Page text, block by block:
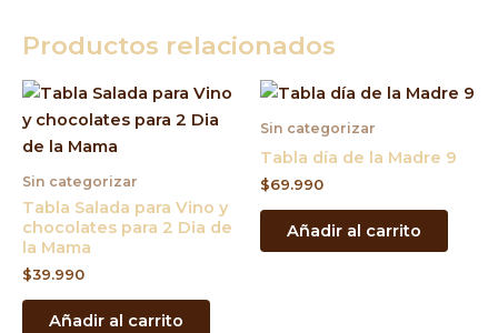
Productos relacionados
Sin categorizar
Tabla Salada para Vino y
chocolates para 2 Dia de
la Mama
$39.990
Añadir al carrito
Sin categorizar
Tabla día de la Madre 9
$69.990
Añadir al carrito